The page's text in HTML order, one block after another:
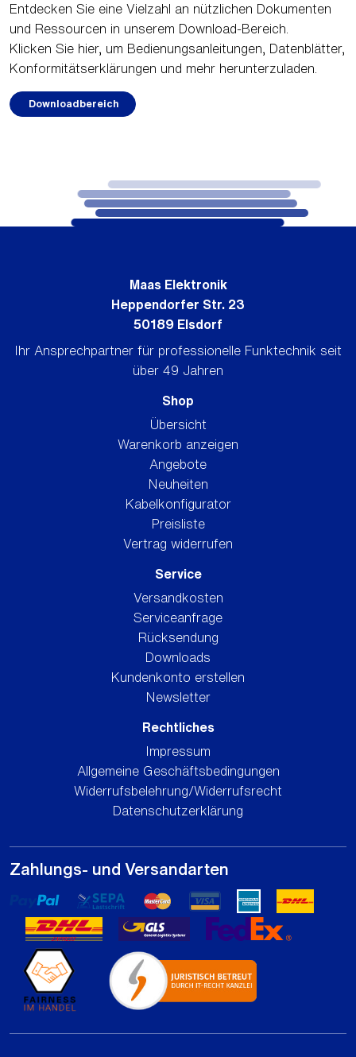
Entdecken Sie eine Vielzahl an nützlichen Dokumenten
und Ressourcen in unserem Download-Bereich.
Klicken Sie hier, um Bedienungsanleitungen, Datenblätter,
Konformitätserklärungen und mehr herunterzuladen.
Downloadbereich
Shop
Übersicht
Warenkorb anzeigen
Angebote
Neuheiten
Kabelkonfigurator
Preisliste
Vertrag widerrufen
Service
Versandkosten
Serviceanfrage
Rücksendung
Downloads
Kundenkonto erstellen
Newsletter
Rechtliches
Impressum
Allgemeine Geschäftsbedingungen
Widerrufsbelehrung/Widerrufsrecht
Datenschutzerklärung
Maas Elektronik
Heppendorfer Str. 23
50189 Elsdorf
Ihr Ansprechpartner für professionelle Funktechnik seit
über 49 Jahren
Zahlungs- und Versandarten